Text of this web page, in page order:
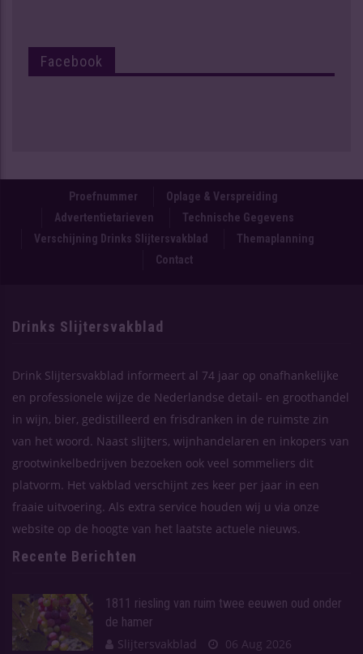
Facebook
Proefnummer
Oplage & Verspreiding
Advertentietarieven
Technische Gegevens
Verschijning Drinks Slijtersvakblad
Themaplanning
Contact
Drinks Slijtersvakblad
Drink Slijtersvakblad informeert al 74 jaar op onafhankelijke
en professionele wijze de Nederlandse detail- en groothandel
in wijn, bier, gedistilleerd en frisdranken in de ruimste zin
van het woord. Naast slijters, wijnhandelaren en inkopers van
grootwinkelbedrijven bezoeken ook veel sommeliers dit
platvorm. Het vakblad verschijnt zes keer per jaar in een
fraaie uitvoering. Als extra service houden wij u via onze
website op de hoogte van het laatste actuele nieuws.
Recente Berichten
1811 riesling van ruim twee eeuwen oud onder
de hamer
Slijtersvakblad
06 Aug 2026